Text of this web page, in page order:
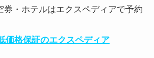
券・ホテルはエクスペディアで予約
価格保証のエクスペディア